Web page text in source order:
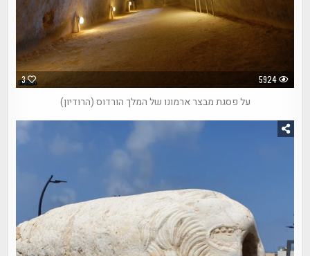
3 5924
על פסגת מבצר ארמונו של המלך הורדוס (הרודיון)